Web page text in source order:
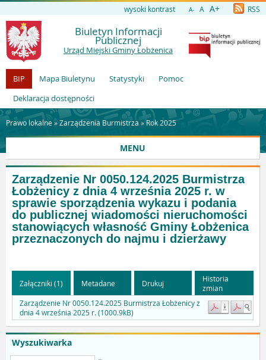
wysoki kontrast A- A A+ RSS
Biuletyn Informacji
Publicznej
Urząd Miejski Gminy Łobżenica
BIP Mapa Biuletynu Statystyki
Pomoc
Deklaracja dostępności
Prawo lokalne »Zarządzenia Burmistrza»Rok 2025
MENU
Wyszukiwarka
Zarządzenie Nr 0050.124.2025 Burmistrza
Łobżenicy z dnia 4 września 2025 r. w
sprawie sporządzenia wykazu i podania
do publicznej wiadomości nieruchomości
stanowiących własność Gminy Łobżenica
przeznaczonych do najmu i dzierżawy
Załączniki (1) Metadane Drukuj
Historia
zmian
Zarządzenie Nr 0050.124.2025 Burmistrza Łobżenicy z
dnia 4 września 2025 r. (1000.9kB)